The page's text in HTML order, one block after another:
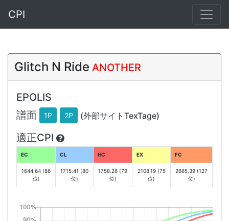
CPI
Glitch N Ride ANOTHER
EPOLIS
譜面
1P 2P (外部サイトTexTage)
適正CPI
EC CL HC EX FC
1644.64 (86
位)
1715.41 (80
位)
1758.26 (79
位)
2108.19 (75
位)
2665.39 (127
位)